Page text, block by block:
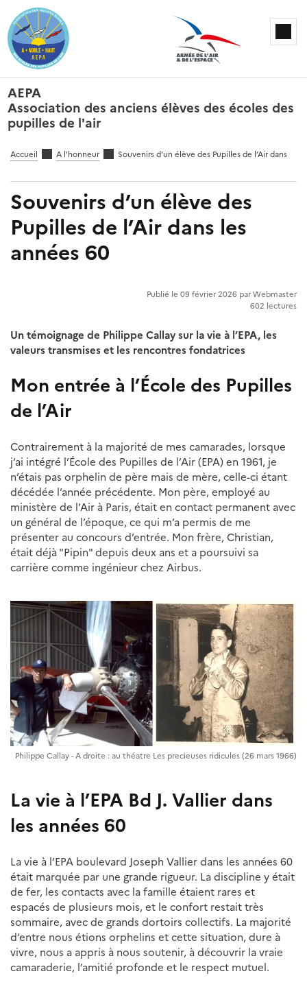
AEPA
Association des anciens élèves des écoles des
pupilles de l'air
Accueil A l'honneur Souvenirs d’un élève des Pupilles de l’Air dans les
Souvenirs d’un élève des
Pupilles de l’Air dans les
années 60
Publié le 09 février 2026 par Webmaster
602 lectures
Un témoignage de Philippe Callay sur la vie à l’EPA, les
valeurs transmises et les rencontres fondatrices
Mon entrée à l’École des Pupilles
de l’Air
Contrairement à la majorité de mes camarades, lorsque
j’ai intégré l’École des Pupilles de l’Air (EPA) en 1961, je
n’étais pas orphelin de père mais de mère, celle-ci étant
décédée l’année précédente. Mon père, employé au
ministère de l’Air à Paris, était en contact permanent avec
un général de l’époque, ce qui m’a permis de me
présenter au concours d’entrée. Mon frère, Christian,
était déjà "Pipin" depuis deux ans et a poursuivi sa
carrière comme ingénieur chez Airbus.
Philippe Callay - A droite : au théatre Les precieuses ridicules (26 mars 1966)
La vie à l’EPA Bd J. Vallier dans
les années 60
La vie à l’EPA boulevard Joseph Vallier dans les années 60
était marquée par une grande rigueur. La discipline y était
de fer, les contacts avec la famille étaient rares et
espacés de plusieurs mois, et le confort restait très
sommaire, avec de grands dortoirs collectifs. La majorité
d’entre nous étions orphelins et cette situation, dure à
vivre, nous a appris à nous soutenir, à découvrir la vraie
camaraderie, l’amitié profonde et le respect mutuel.